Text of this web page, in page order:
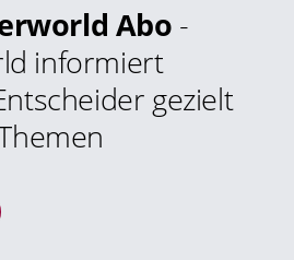
Abo -
informiert
gezielt